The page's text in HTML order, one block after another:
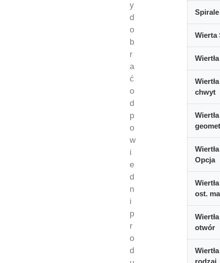
y
d
o
b
r
a
ć
o
d
p
o
w
i
e
d
n
i
p
r
o
d
Spirale
Wierta
Wiertła
Wiertła
chwyt
Wiertła
Wiertła
Opcja
Wiertła
ost.
Wiertła
otwór
Wiertła
rodzaj